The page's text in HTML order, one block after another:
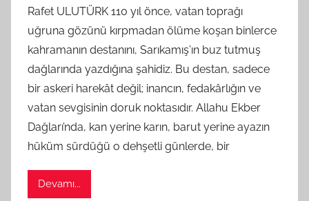
S
A
M
t
a
r
a
f
Rafet ULUTÜRK 110 yıl önce, vatan toprağı
uğruna gözünü kırpmadan ölüme koşan binlerce
kahramanın destanını, Sarıkamış’ın buz tutmuş
dağlarında yazdığına şahidiz. Bu destan, sadece
bir askeri harekât değil; inancın, fedakârlığın ve
vatan sevgisinin doruk noktasıdır. Allahu Ekber
Dağları’nda, kan yerine karın, barut yerine ayazın
hüküm sürdüğü o dehşetli günlerde, bir
Devamı...